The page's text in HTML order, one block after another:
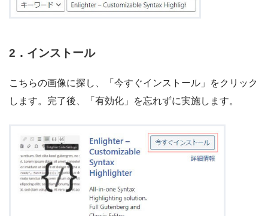
2．インストール
こちらの画像に探し、「今すぐインストール」をクリック
します。完了後、「有効化」を忘れずに実施します。